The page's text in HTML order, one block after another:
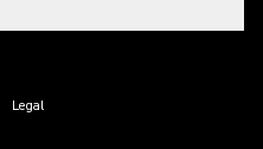
Legal